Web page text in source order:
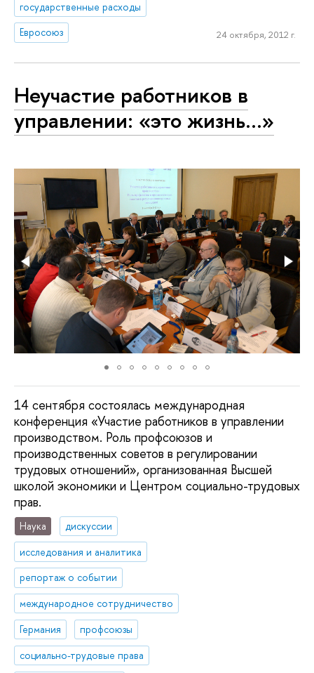
государственные расходы
Евросоюз
24 октября, 2012 г.
Неучастие работников в
управлении: «это жизнь…»
14 сентября состоялась международная
конференция «Участие работников в управлении
производством. Роль профсоюзов и
производственных советов в регулировании
трудовых отношений», организованная Высшей
школой экономики и Центром социально-трудовых
прав.
Наука
дискуссии
исследования и аналитика
репортаж о событии
международное сотрудничество
Германия
профсоюзы
социально-трудовые права